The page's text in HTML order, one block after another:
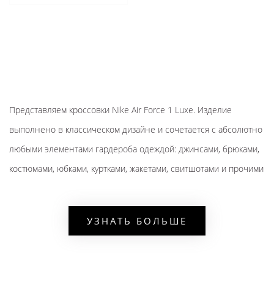
Представляем кроссовки Nike Air Force 1 Luxe. Изделие
выполнено в классическом дизайне и сочетается с абсолютно
любыми элементами гардероба одеждой: джинсами, брюками,
костюмами, юбками, куртками, жакетами, свитшотами и прочими
УЗНАТЬ БОЛЬШЕ